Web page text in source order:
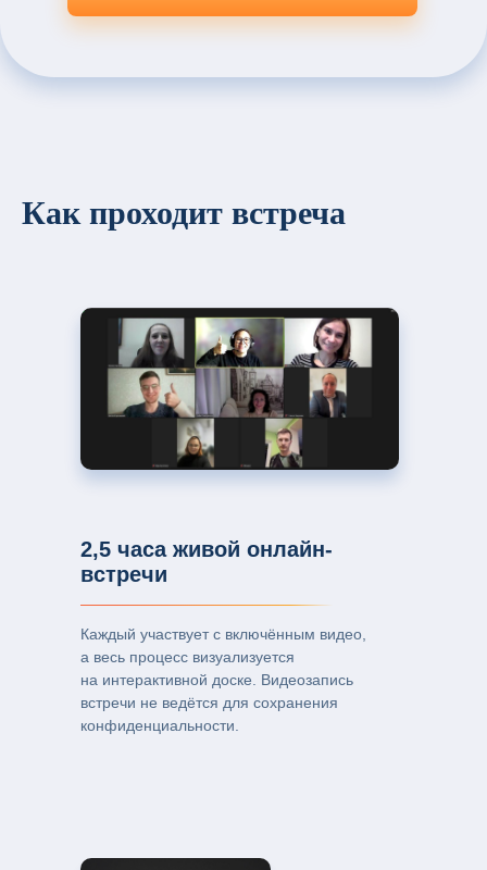
Как проходит встреча
2,5 часа живой онлайн-
встречи
Каждый участвует с включённым видео,
а весь процесс визуализуется
на интерактивной доске. Видеозапись
встречи не ведётся для сохранения
конфиденциальности.